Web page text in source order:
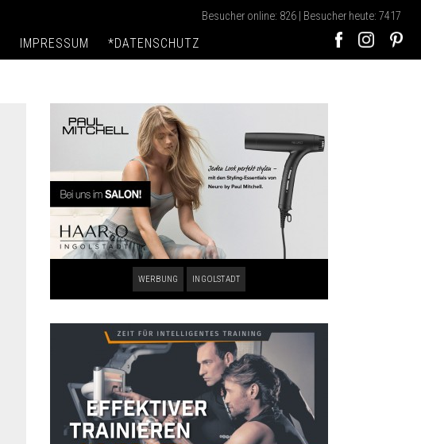
Besucher online: 826 | Besucher heute: 7417
IMPRESSUM *DATENSCHUTZ
WERBUNG INGOLSTADT